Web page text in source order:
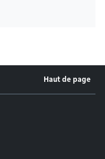
Haut de page